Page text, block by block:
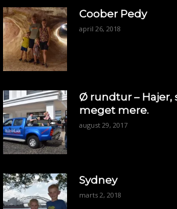
Coober Pedy
april 26, 2018
Ø rundtur – Hajer,
meget mere.
august 29, 2017
Sydney
marts 2, 2018